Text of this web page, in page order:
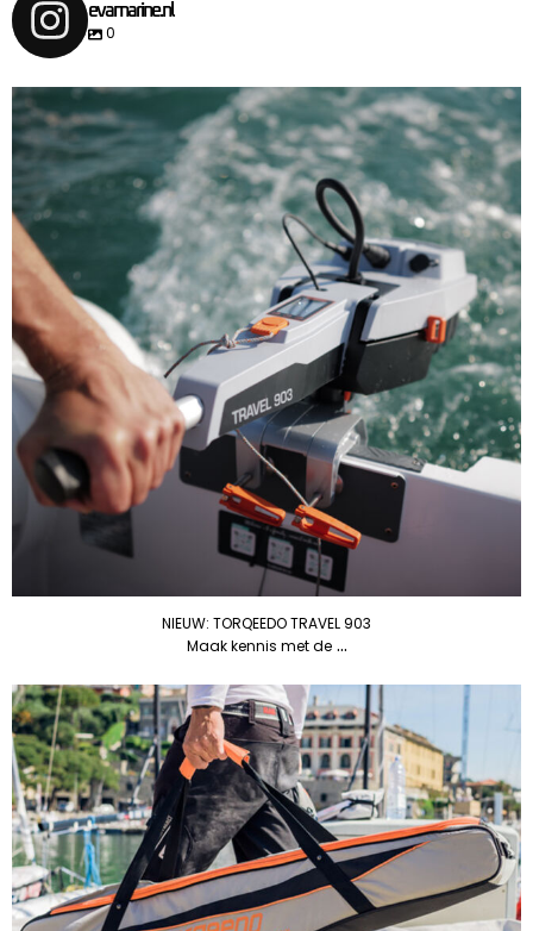
evamarine.nl
0
NIEUW: TORQEEDO TRAVEL 903
Maak kennis met de...
NIEUW: TORQEEDO TRAVEL 903
Maak kennis met de ...
COMING SOON: TORQEEDO TRAVEL 903
Later deze...